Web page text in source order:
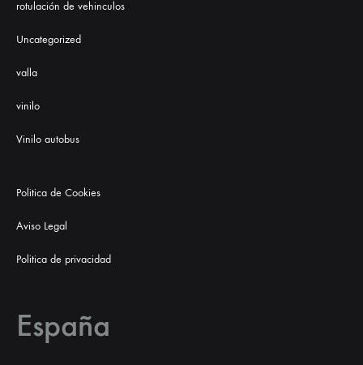
rotulación de vehinculos
Uncategorized
valla
vinilo
Vinilo autobus
Politica de Cookies
Aviso Legal
Politica de privacidad
España